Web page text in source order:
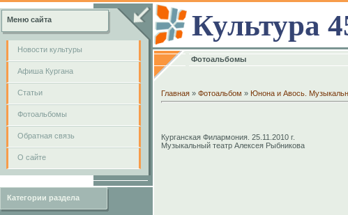
Меню сайта
Новости культуры
Афиша Кургана
Cтатьи
Фотоальбомы
Обратная связь
О сайте
Категории раздела
Культура
Фотоальбомы
Главная » Фотоальбом » Юнона и Авось.
Курганская Филармония. 25.11.2010 г.
Музыкальный театр Алексея Рыбникова